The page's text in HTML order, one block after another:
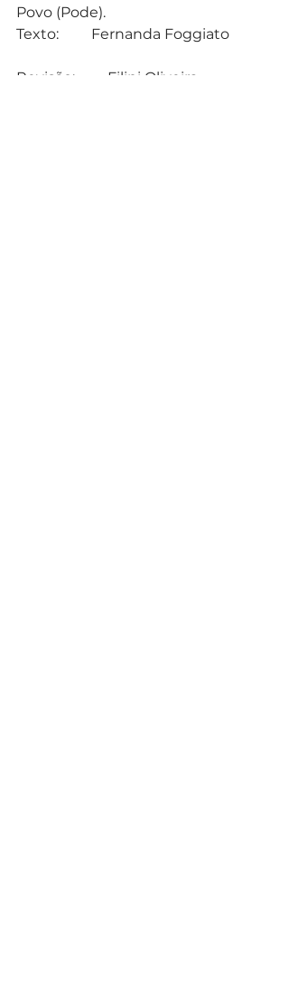
Povo (Pode).
Texto:         Fernanda Foggiato
Revisão:         Filipi Oliveira